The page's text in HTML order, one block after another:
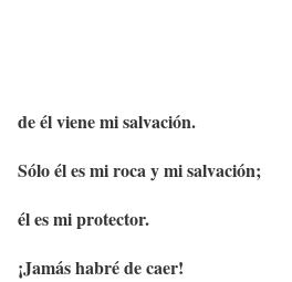
de él viene mi salvación.
Sólo él es mi roca y mi salvación;
él es mi protector.
¡Jamás habré de caer!